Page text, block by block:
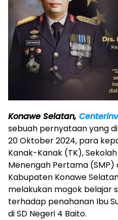
Konawe Selatan,
sebuah pernyataan yang
20 Oktober 2024, para
Kanak-Kanak (TK),
Menengah Pertama (SMP)
Kabupaten Konawe
melakukan mogok belajar
terhadap penahanan Ibu
di SD Negeri 4 Baito.